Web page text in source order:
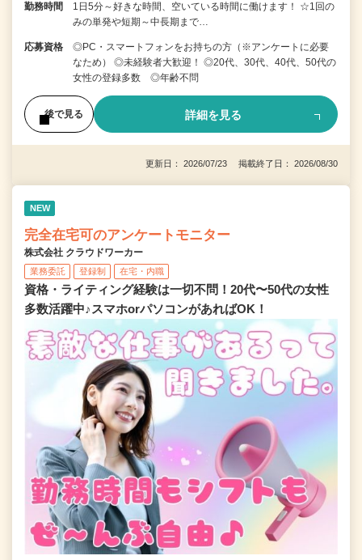
勤務時間
1日5分～好きな時間、空いている時間に働けます！ ☆1回の
みの単発や短期～中長期まで…
応募資格
◎PC・スマートフォンをお持ちの方（※アンケートに必要
なため） ◎未経験者大歓迎！ ◎20代、30代、40代、50代の
女性の登録多数 ◎年齢不問
後で見る 詳細を見る
更新日： 2026/07/23 掲載終了日： 2026/08/30
NEW
完全在宅可のアンケートモニター
株式会社 クラウドワーカー
業務委託 登録制 在宅・内職
資格・ライティング経験は一切不問！20代〜50代の女性
多数活躍中♪スマホorパソコンがあればOK！